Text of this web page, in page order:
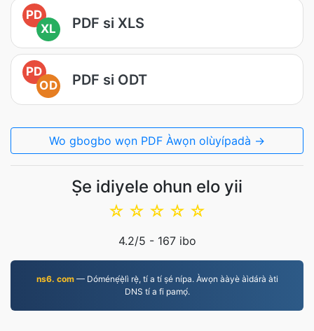
PD
XL
PDF si XLS
PD
OD
PDF si ODT
Wo gbogbo wọn PDF Àwọn olùyípadà →
Ṣe idiyele ohun elo yii
☆
☆
☆
☆
☆
4.2/5 - 167ibo
ns6. com— Dóménẹ́ẹ̀lì rẹ̀, tí a tí ṣé nípa. Àwọn ààyè àìdárà àti
DNS tí a fi pamọ́.